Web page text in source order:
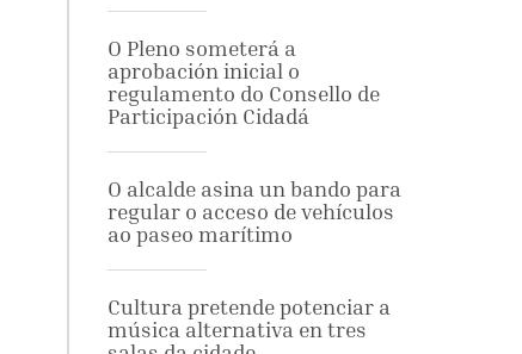
O Pleno someterá a
aprobación inicial o
regulamento do Consello de
Participación Cidadá
O alcalde asina un bando para
regular o acceso de vehículos
ao paseo marítimo
Cultura pretende potenciar a
música alternativa en tres